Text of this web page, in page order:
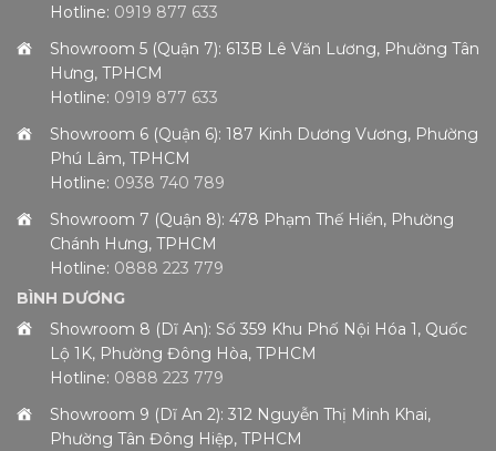
Hotline: 0919 877 633
Showroom 5 (Quận 7): 613B Lê Văn Lương, Phường Tân
Hưng, TPHCM
Hotline: 0919 877 633
Showroom 6 (Quận 6): 187 Kinh Dương Vương, Phường
Phú Lâm, TPHCM
Hotline: 0938 740 789
Showroom 7 (Quận 8): 478 Phạm Thế Hiển, Phường
Chánh Hưng, TPHCM
Hotline: 0888 223 779
BÌNH DƯƠNG
Showroom 8 (Dĩ An): Số 359 Khu Phố Nội Hóa 1, Quốc
Lộ 1K, Phường Đông Hòa, TPHCM
Hotline: 0888 223 779
Showroom 9 (Dĩ An 2): 312 Nguyễn Thị Minh Khai,
Phường Tân Đông Hiệp, TPHCM